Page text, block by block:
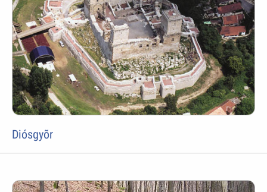
Diósgyõr